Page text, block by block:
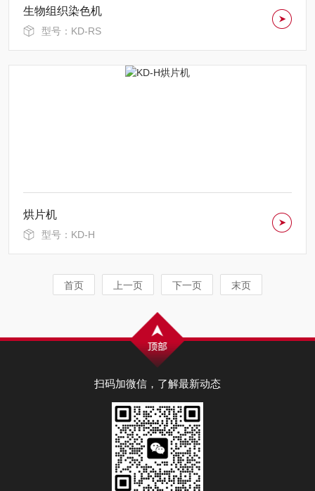
生物组织染色机
型号：KD-RS
烘片机
型号：KD-H
首页 上一页 下一页 末页
扫码加微信，了解最新动态